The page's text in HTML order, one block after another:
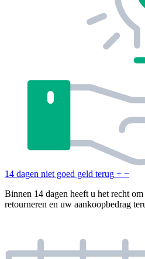
14 dagen niet goed geld terug + −
Binnen 14 dagen heeft u het recht
retourneren en uw aankoopbedrag